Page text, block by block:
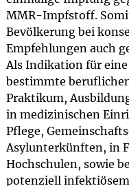
MMR-Impfstoff.
Bevölkerung bei
Empfehlungen auch
Als Indikation für
bestimmte
Praktikum,
in medizinischen
Pflege,
Asylunterkünften, in
Hochschulen, sowie
potenziell